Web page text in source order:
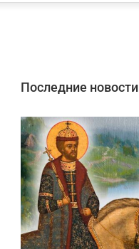
Последние новости